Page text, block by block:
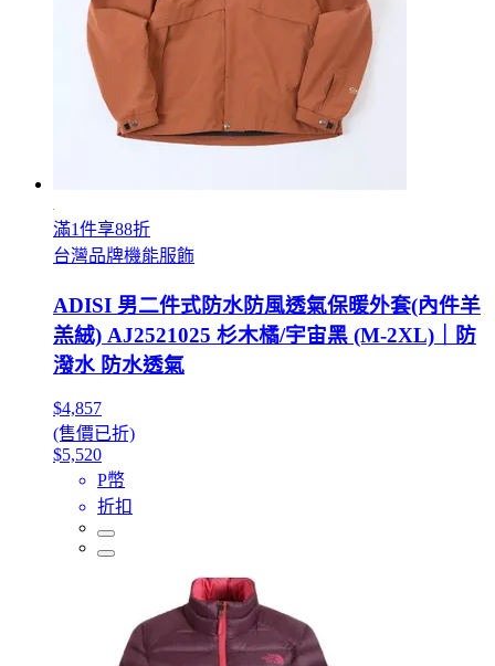
滿1件享88折
台灣品牌機能服飾
ADISI 男二件式防水防風透氣保暖外套(內件羊
羔絨) AJ2521025 杉木橘/宇宙黑 (M-2XL)｜防
潑水 防水透氣
$4,857
(售價已折)
$5,520
P幣
折扣